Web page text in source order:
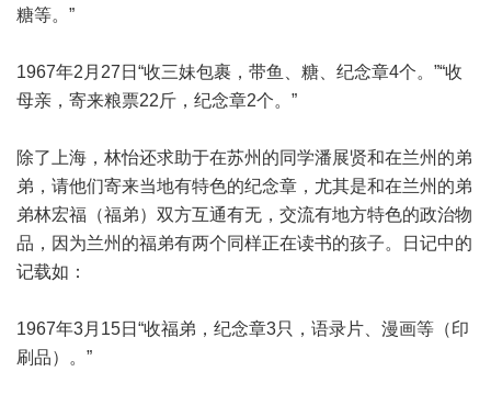
糖等。”
1967年2月27日“收三妹包裹，带鱼、糖、纪念章4个。”“收
母亲，寄来粮票22斤，纪念章2个。”
除了上海，林怡还求助于在苏州的同学潘展贤和在兰州的弟
弟，请他们寄来当地有特色的纪念章，尤其是和在兰州的弟
弟林宏福（福弟）双方互通有无，交流有地方特色的政治物
品，因为兰州的福弟有两个同样正在读书的孩子。日记中的
记载如：
1967年3月15日“收福弟，纪念章3只，语录片、漫画等（印
刷品）。”